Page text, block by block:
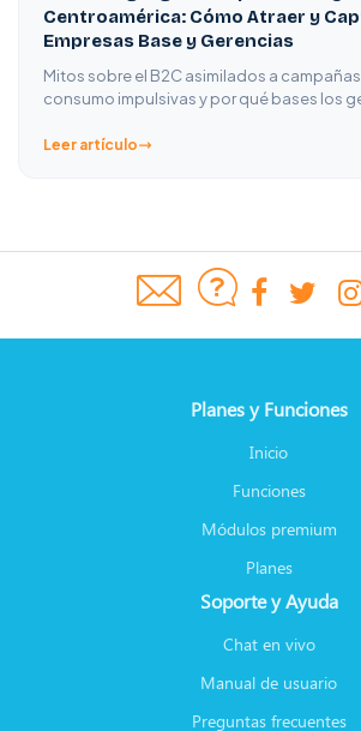
Centroamérica: Cómo Atraer y
Empresas Base y Gerencias
Mitos sobre el B2C asimilados a
consumo impulsivas y por qué bases los
Leer artículo
Planes y Funciones
Inicio
Funciones
Módulos premium
Planes
Soporte y Ayuda
Chat en vivo
Manual de usuario
Preguntas frecuentes